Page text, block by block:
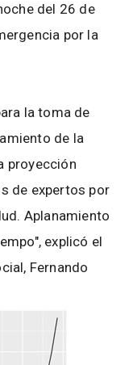
del 26 de
por la
la toma de
de la
proyección
de expertos por
Aplanamiento
explicó el
Fernando